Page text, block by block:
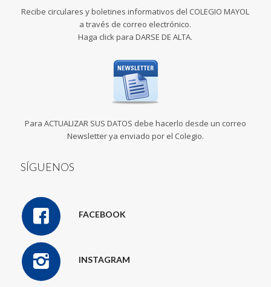
Recibe circulares y boletines informativos del COLEGIO MAYOL
a través de correo electrónico.
Haga click para DARSE DE ALTA.
Para ACTUALIZAR SUS DATOS debe hacerlo desde un correo
Newsletter ya enviado por el Colegio.
SÍGUENOS
FACEBOOK
INSTAGRAM